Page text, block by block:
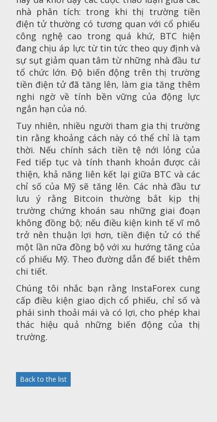
nhà phân tích: trong khi thị trường tiền
điện tử thường có tương quan với cổ phiếu
công nghệ cao trong quá khứ, BTC hiện
đang chịu áp lực từ tin tức theo quy định và
sự sụt giảm quan tâm từ những nhà đầu tư
tổ chức lớn. Độ biến động trên thị trường
tiền điện tử đã tăng lên, làm gia tăng thêm
nghi ngờ về tính bền vững của động lực
ngắn hạn của nó.
Tuy nhiên, nhiều người tham gia thị trường
tin rằng khoảng cách này có thể chỉ là tạm
thời. Nếu chính sách tiền tệ nới lỏng của
Fed tiếp tục và tính thanh khoản được cải
thiện, khả năng liên kết lại giữa BTC và các
chỉ số của Mỹ sẽ tăng lên. Các nhà đầu tư
lưu ý rằng Bitcoin thường bắt kịp thị
trường chứng khoán sau những giai đoạn
không đồng bộ; nếu điều kiện kinh tế vĩ mô
trở nên thuận lợi hơn, tiền điện tử có thể
một lần nữa đồng bộ với xu hướng tăng của
cổ phiếu Mỹ. Theo đường dẫn để biết thêm
chi tiết.
Chúng tôi nhắc bạn rằng InstaForex cung
cấp điều kiện giao dịch cổ phiếu, chỉ số và
phái sinh thoải mái và có lợi, cho phép khai
thác hiệu quả những biến động của thị
trường.
Back to the list